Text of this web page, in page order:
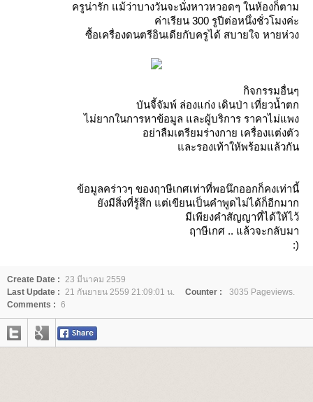
ครูน่ารัก แม้ว่าบางวันจะนั่งหาวหวอดๆ ในห้องก็ตาม
ค่าเรียน 300 รูปีต่อหนึ่งชั่วโมงค่ะ
ซื้อเครื่องดนตรีอินเดียกับครูได้ สบายใจ หายห่วง
กิจกรรมอื่นๆ
บันจี้จัมพ์ ล่องแก่ง เดินป่า เที่ยวน้ำตก
ไม่ยากในการหาข้อมูล และผู้บริการ ราคาไม่แพง
อย่าลืมเตรียมร่างกาย เครื่องแต่งตัว
ละรองเท้าให้พร้อมแล้วกัน
ข้อมูลคร่าวๆ ของฤาษีเกศเท่าที่พอนึกออกก็คงเท่านี้
ังมีสิ่งที่รู้สึก แต่เขียนเป็นคำพูดไม่ได้ก็อีกมาก
มีเพียงคำสัญญาที่ได้ให้ไว้
ฤาษีเกศ .. แล้วจะกลับมา
:)
Create Date : 23 มีนาคม 2559
Last Update : 21 กันยายน 2559 21:09:01 น. Counter :
3035 Pageviews.
Comments : 6